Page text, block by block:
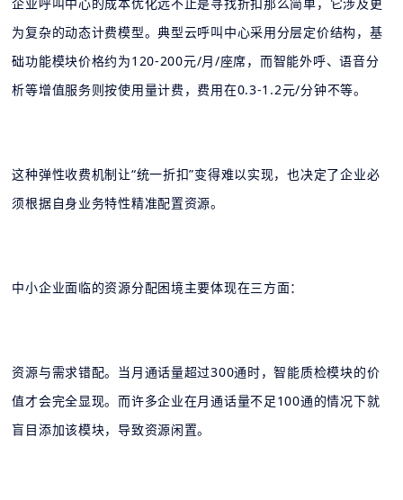
为复杂的动态计费模型。典型云呼叫中心采用分层定价结构，基
础功能模块价格约为120-200元/月/座席，而智能外呼、语音分
析等增值服务则按使用量计费，费用在0.3-1.2元/分钟不等。
这种弹性收费机制让“统一折扣”变得难以实现，也决定了企业必
须根据自身业务特性精准配置资源。
中小企业面临的资源分配困境主要体现在三方面：
资源与需求错配。当月通话量超过300通时，智能质检模块的价
值才会完全显现。而许多企业在月通话量不足100通的情况下就
盲目添加该模块，导致资源闲置。